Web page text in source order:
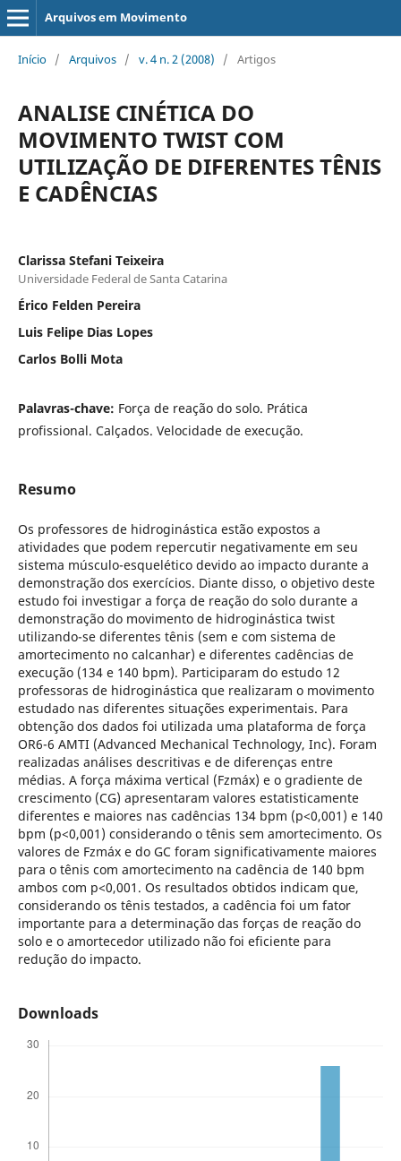
Arquivos em Movimento
Início / Arquivos / v. 4 n. 2 (2008) / Artigos
ANALISE CINÉTICA DO
MOVIMENTO TWIST COM
UTILIZAÇÃO DE DIFERENTES TÊNIS
E CADÊNCIAS
Clarissa Stefani Teixeira
Universidade Federal de Santa Catarina
Érico Felden Pereira
Luis Felipe Dias Lopes
Carlos Bolli Mota
Palavras-chave: Força de reação do solo. Prática
profissional. Calçados. Velocidade de execução.
Resumo
Os professores de hidroginástica estão expostos a
atividades que podem repercutir negativamente em seu
sistema músculo-esquelético devido ao impacto durante a
demonstração dos exercícios. Diante disso, o objetivo deste
estudo foi investigar a força de reação do solo durante a
demonstração do movimento de hidroginástica twist
utilizando-se diferentes tênis (sem e com sistema de
amortecimento no calcanhar) e diferentes cadências de
execução (134 e 140 bpm). Participaram do estudo 12
professoras de hidroginástica que realizaram o movimento
estudado nas diferentes situações experimentais. Para
obtenção dos dados foi utilizada uma plataforma de força
OR6-6 AMTI (Advanced Mechanical Technology, Inc). Foram
realizadas análises descritivas e de diferenças entre
médias. A força máxima vertical (Fzmáx) e o gradiente de
crescimento (CG) apresentaram valores estatisticamente
diferentes e maiores nas cadências 134 bpm (p<0,001) e 140
bpm (p<0,001) considerando o tênis sem amortecimento. Os
valores de Fzmáx e do GC foram significativamente maiores
para o tênis com amortecimento na cadência de 140 bpm
ambos com p<0,001. Os resultados obtidos indicam que,
considerando os tênis testados, a cadência foi um fator
importante para a determinação das forças de reação do
solo e o amortecedor utilizado não foi eficiente para
redução do impacto.
Downloads